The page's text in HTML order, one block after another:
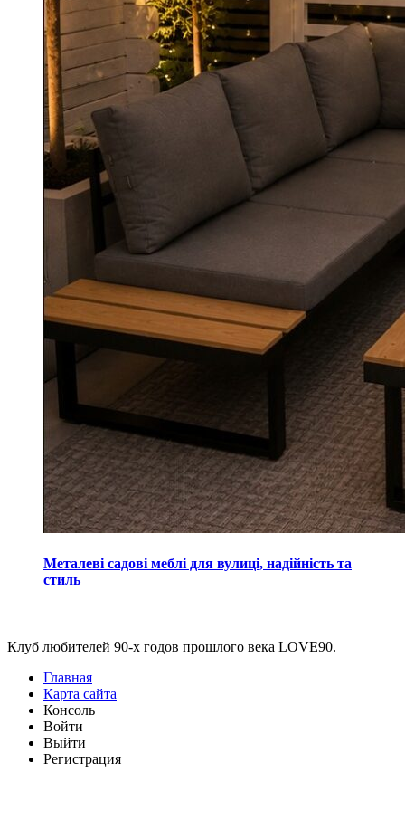
Металеві садові меблі для вулиці, надійність та
стиль
Клуб любителей 90-х годов прошлого века LOVE90.
Главная
Карта сайта
Консоль
Войти
Выйти
Регистрация